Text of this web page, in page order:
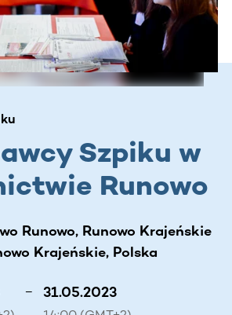
Szpiku w
Runowo
Runowo, Runowo Krajeńskie
Krajeńskie, Polska
– 31.05.2023